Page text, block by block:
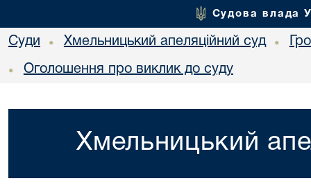
Судова влада
Суди • Хмельницький апеляційний суд •
• Оголошення про виклик до суду
Хмельницький